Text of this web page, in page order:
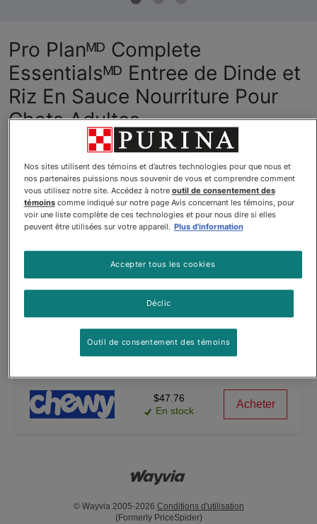
Pro Planᴹᴰ Complete
Essentialsᴹᴰ Entree de Dinde et
Riz En Sauce Nourriture Pour
Chats Adultes
Purinaᴹᴰ Pro Planᴹᴰ
Pro Planᴹᴰ Complete Essentialsᴹᴰ Entree de Dinde et Riz En
En stock
$45.37
Acheter
$47.76
En stock
Acheter
© Wayvia 2005-2026 Conditions d'utilisation
(Formerly PriceSpider)
Nos sites utilisent des témoins et d’autres technologies pour que nous et
nos partenaires puissions nous souvenir de vous et comprendre comment
vous utilisez notre site. Accédez à notre outil de consentement des
témoinscomme indiqué sur notre page Avis concernant les témoins, pour
voir une liste complète de ces technologies et pour nous dire si elles
peuvent être utilisées sur votre appareil. Plus d'information
Déclic
Accepter tous les cookies
Outil de consentement des témoins